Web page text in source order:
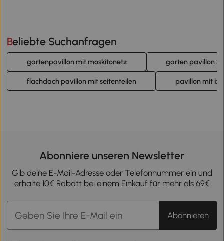
Beliebte Suchanfragen
gartenpavillon mit moskitonetz garten pavillon
flachdach pavillon mit seitenteilen pavillon mit
Abonniere unseren Newsletter
Gib deine E-Mail-Adresse oder Telefonnummer ein und
erhalte 10€ Rabatt bei einem Einkauf für mehr als 69€
Abonnieren